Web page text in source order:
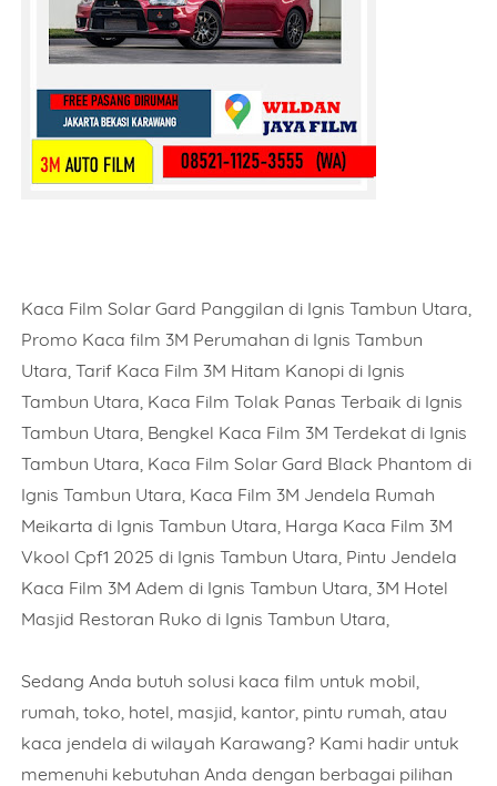
Kaca Film Solar Gard Panggilan di Ignis Tambun Utara,
Promo Kaca film 3M Perumahan di Ignis Tambun
Utara, Tarif Kaca Film 3M Hitam Kanopi di Ignis
Tambun Utara, Kaca Film Tolak Panas Terbaik di Ignis
Tambun Utara, Bengkel Kaca Film 3M Terdekat di Ignis
Tambun Utara, Kaca Film Solar Gard Black Phantom di
Ignis Tambun Utara, Kaca Film 3M Jendela Rumah
Meikarta di Ignis Tambun Utara, Harga Kaca Film 3M
Vkool Cpf1 2025 di Ignis Tambun Utara, Pintu Jendela
Kaca Film 3M Adem di Ignis Tambun Utara, 3M Hotel
Masjid Restoran Ruko di Ignis Tambun Utara,
Sedang Anda butuh solusi kaca film untuk mobil,
rumah, toko, hotel, masjid, kantor, pintu rumah, atau
kaca jendela di wilayah Karawang? Kami hadir untuk
memenuhi kebutuhan Anda dengan berbagai pilihan